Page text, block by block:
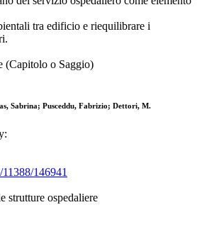
tra edificio e riequilibrare i
(Capitolo o Saggio)
Sabrina; Pusceddu, Fabrizio; Dettori, M.
146941
strutture ospedaliere